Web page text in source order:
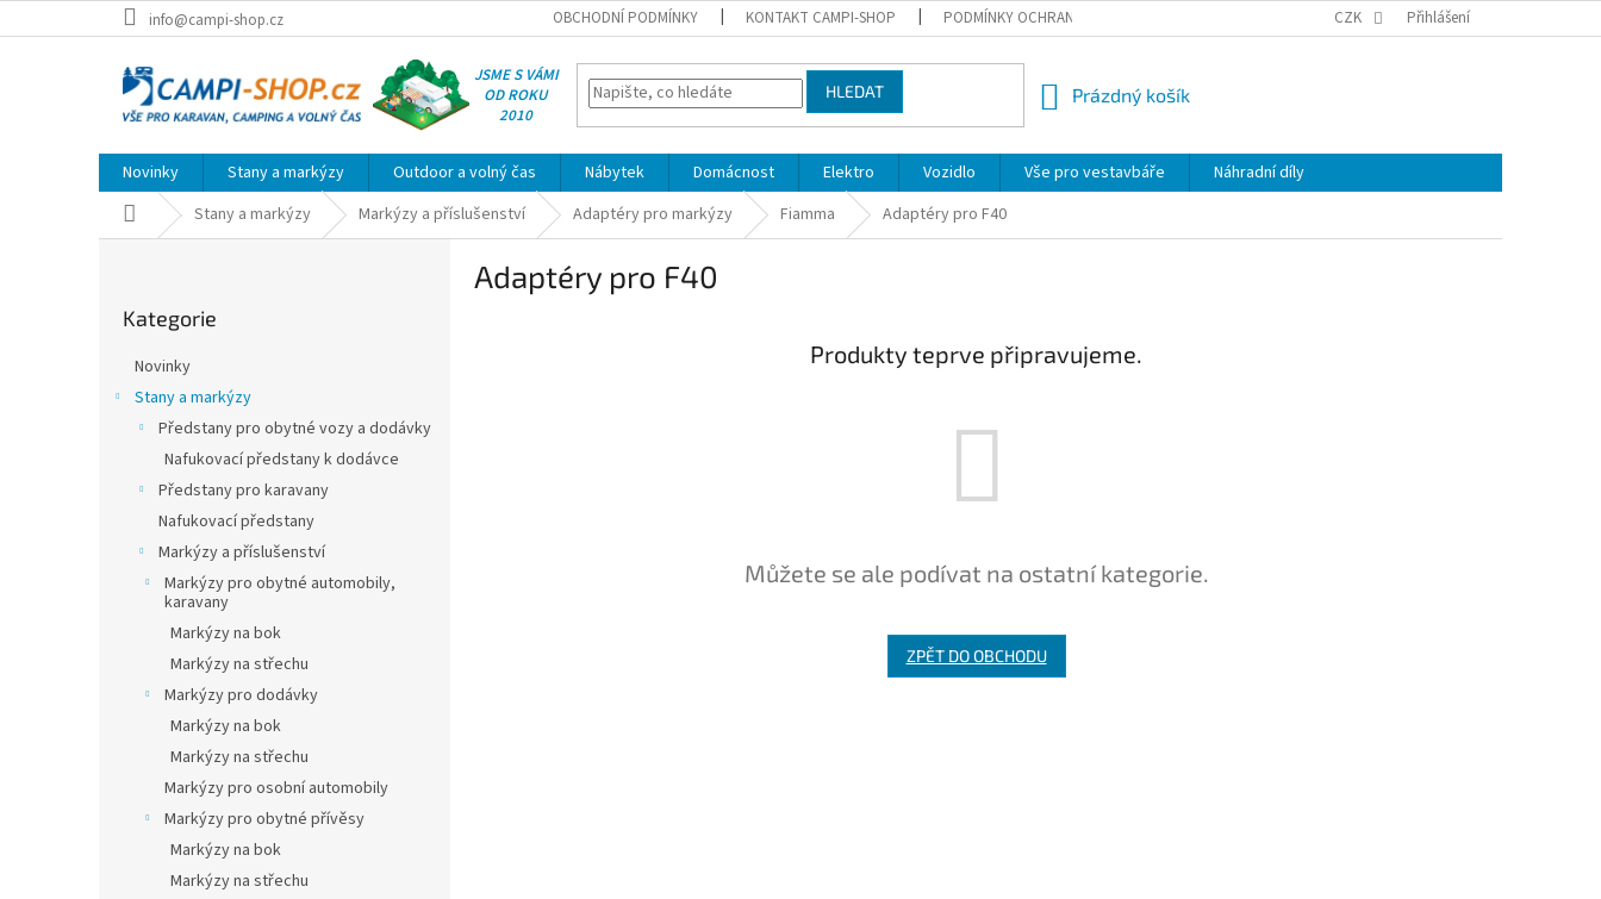
na
info@campi-shop.cz OBCHODNÍ PODMÍNKY KONTAKT CAMPI-SHOP PODMÍNKY OCHRANY OSOBNÍCH ÚDAJŮ REKLAMACE
CZK Přihlášení
JSME S VÁMI
OD ROKU
2010
HLEDAT
NÁKUPNÍ
Prázdný košík
Novinky Stany a markýzy Outdoor a volný čas Nábytek Domácnost Elektro Vozidlo Vše pro vestavbáře
Náhradní díly
Domů Stany a markýzy Markýzy a příslušenství Adaptéry pro markýzy Fiamma Adaptéry pro F40
kategorie
Kategorie
Novinky
Stany a markýzy
Předstany pro obytné vozy a dodávky
Nafukovací předstany k dodávce
Předstany pro karavany
Nafukovací předstany
Markýzy a příslušenství
Markýzy pro obytné automobily,
karavany
Markýzy na bok
Markýzy na střechu
Markýzy pro dodávky
Markýzy na bok
Markýzy na střechu
Markýzy pro osobní automobily
Markýzy pro obytné přívěsy
Markýzy na bok
Markýzy na střechu
Adaptéry pro F40
Produkty teprve připravujeme.
Můžete se ale podívat na ostatní kategorie.
ZPĚT DO OBCHODU